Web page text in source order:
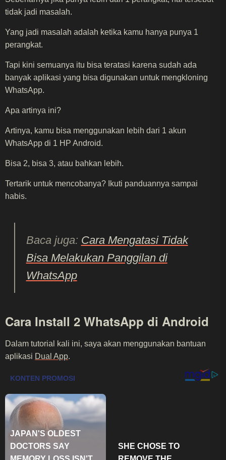
tidak jadi masalah.
Yang jadi masalah adalah ketika kamu hanya punya 1
perangkat.
Tapi kini semuanya itu bisa teratasi karena sudah ada
banyak aplikasi yang bisa digunakan untuk mengkloning
WhatsApp.
Apa artinya ini?
Artinya, kamu bisa menggunakan lebih dari 1 akun
WhatsApp di 1 HP Android.
Bisa 2, bisa 3, atau bahkan lebih.
Tertarik untuk mencobanya? Ikuti panduannya sampai
habis.
Baca juga: Cara Mengatasi Tidak
Bisa Melakukan Panggilan di
WhatsApp
Cara Install 2 WhatsApp di Android
Dalam tutorial kali ini, saya akan menggunakan bantuan
aplikasi Dual App.